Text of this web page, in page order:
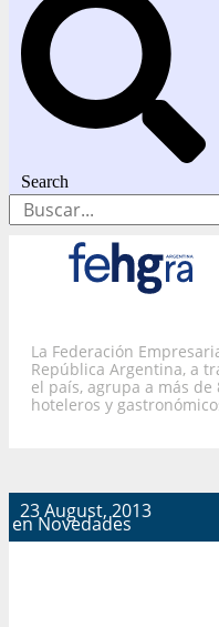
Search
La Federación
República Argentina, a
el país, agrupa a más
hoteleros y
23 August, 2013
enNovedades